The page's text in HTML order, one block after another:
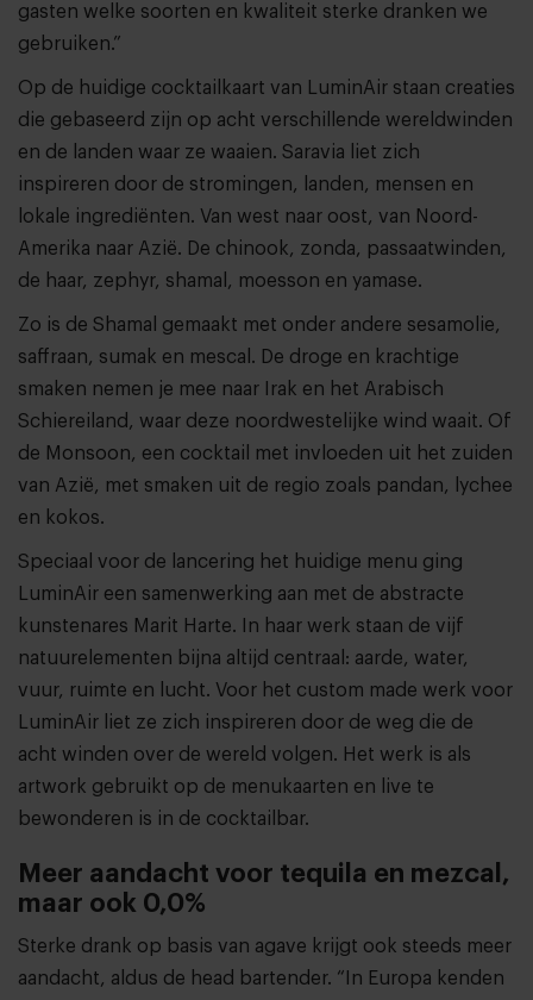
gasten welke soorten en kwaliteit sterke dranken we
gebruiken.”
Op de huidige cocktailkaart van LuminAir staan creaties
die gebaseerd zijn op acht verschillende wereldwinden
en de landen waar ze waaien. Saravia liet zich
inspireren door de stromingen, landen, mensen en
lokale ingrediënten. Van west naar oost, van Noord-
Amerika naar Azië. De chinook, zonda, passaatwinden,
de haar, zephyr, shamal, moesson en yamase.
Zo is de Shamal gemaakt met onder andere sesamolie,
saffraan, sumak en mescal. De droge en krachtige
smaken nemen je mee naar Irak en het Arabisch
Schiereiland, waar deze noordwestelijke wind waait. Of
de Monsoon, een cocktail met invloeden uit het zuiden
van Azië, met smaken uit de regio zoals pandan, lychee
en kokos.
Speciaal voor de lancering het huidige menu ging
LuminAir een samenwerking aan met de abstracte
kunstenares Marit Harte. In haar werk staan de vijf
natuurelementen bijna altijd centraal: aarde, water,
vuur, ruimte en lucht. Voor het custom made werk voor
LuminAir liet ze zich inspireren door de weg die de
acht winden over de wereld volgen. Het werk is als
artwork gebruikt op de menukaarten en live te
bewonderen is in de cocktailbar.
Meer aandacht voor tequila en mezcal,
maar ook 0,0%
Sterke drank op basis van agave krijgt ook steeds meer
aandacht, aldus de head bartender. “In Europa kenden